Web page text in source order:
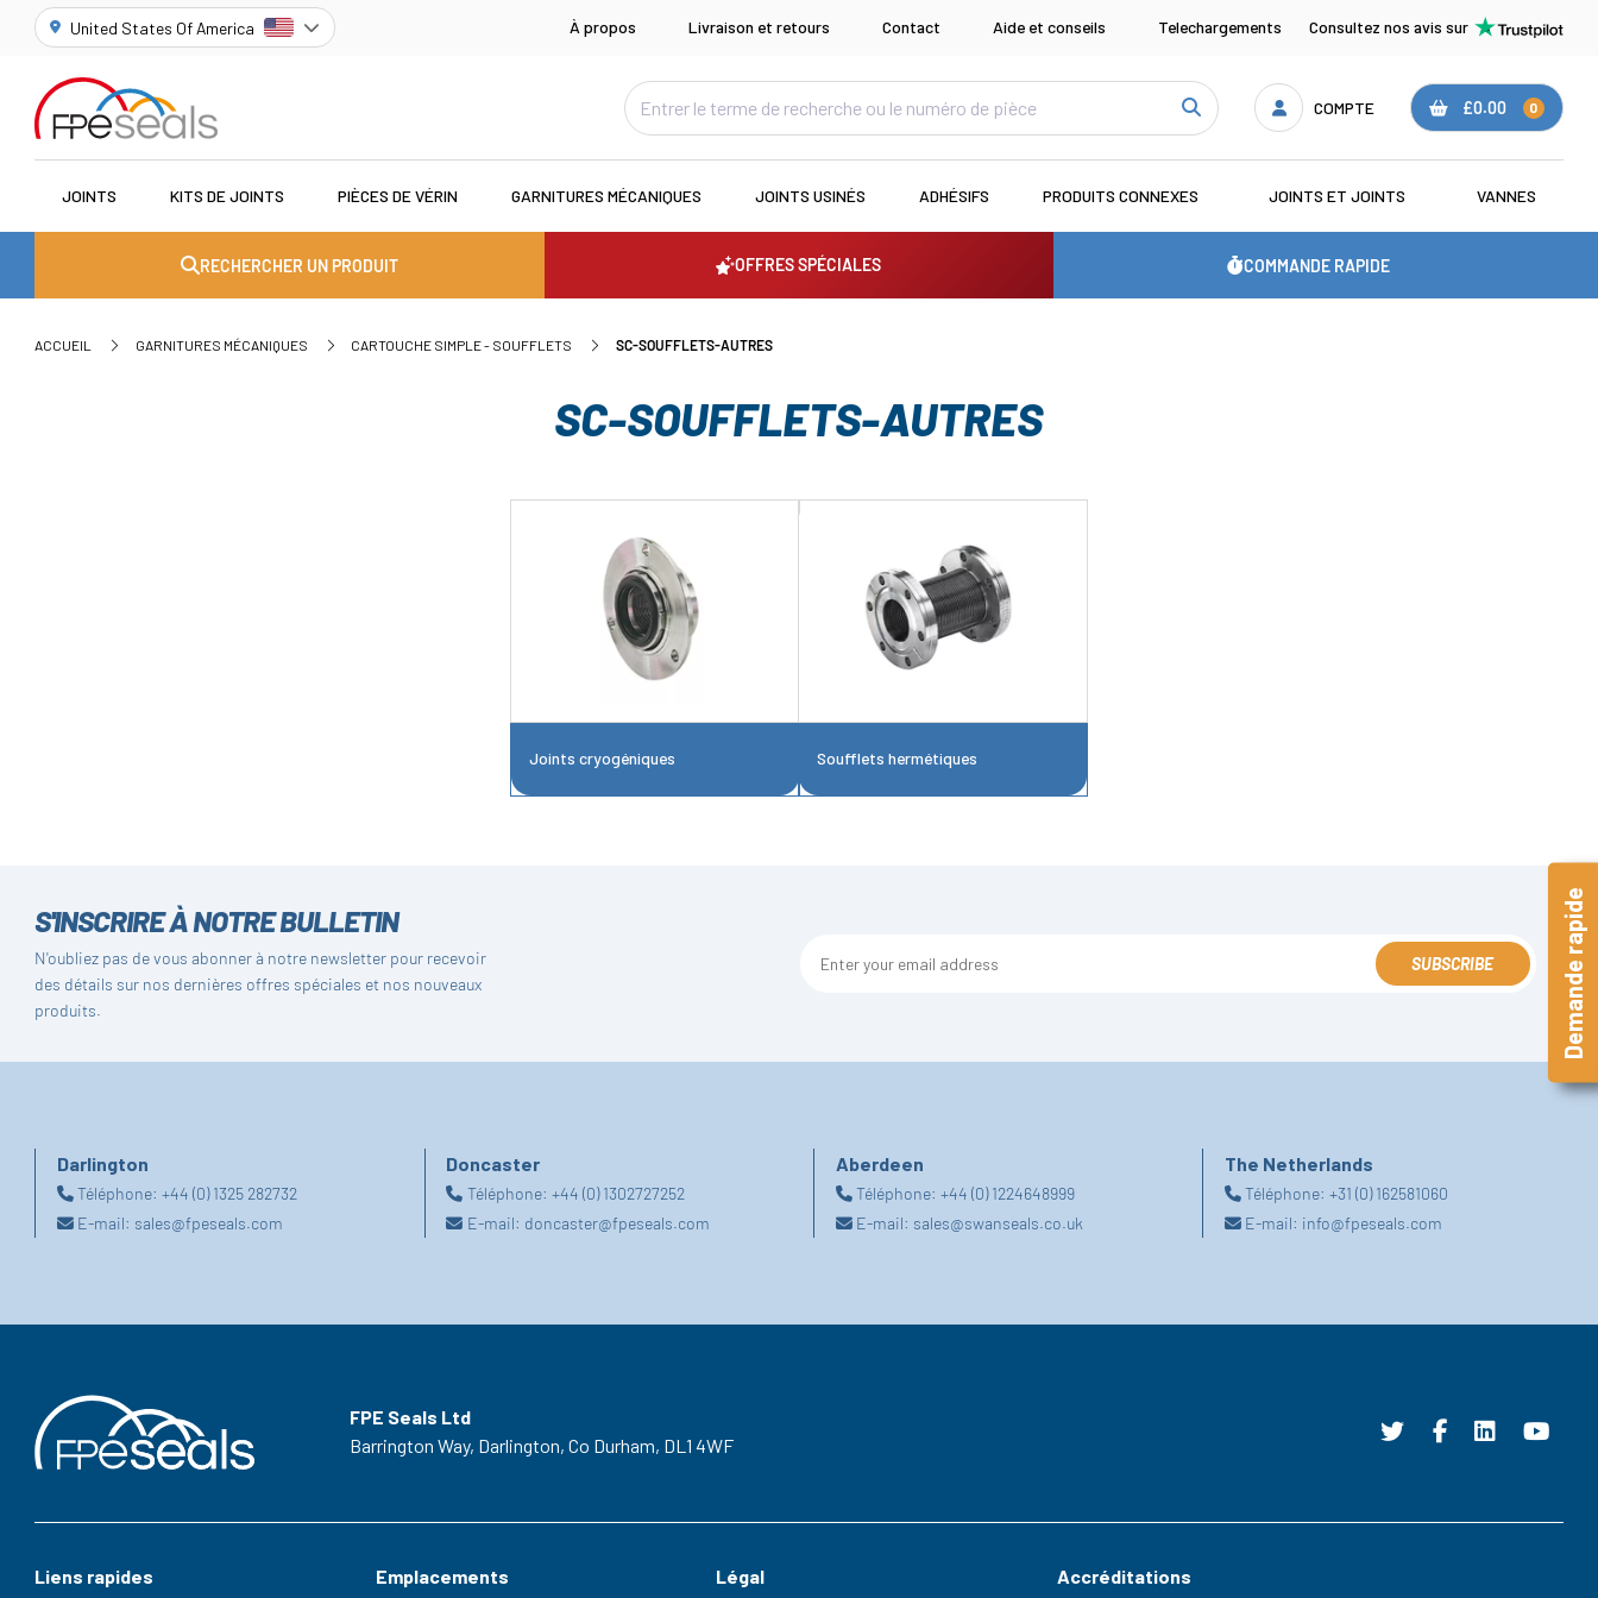
United States Of America À propos Livraison et retours Contact Aide et conseils Telechargements Consultez nos avis sur
COMPTE £0.00 0
JOINTS KITS DE JOINTS PIÈCES DE VÉRIN GARNITURES MÉCANIQUES JOINTS USINÉS ADHÉSIFS PRODUITS CONNEXES JOINTS ET JOINTS VANNES
RECHERCHER UN PRODUIT OFFRES SPÉCIALES COMMANDE RAPIDE
ACCUEIL GARNITURES MÉCANIQUES CARTOUCHE SIMPLE - SOUFFLETS SC-SOUFFLETS-AUTRES
SC-SOUFFLETS-AUTRES
Joints cryogéniques Soufflets hermétiques
S'INSCRIRE À NOTRE BULLETIN
N'oubliez pas de vous abonner à notre newsletter pour recevoir
des détails sur nos dernières offres spéciales et nos nouveaux
produits.
SUBSCRIBE
Darlington
Téléphone:+44 (0) 1325 282732
E-mail: sales@fpeseals.com
Doncaster
Téléphone: +44 (0) 1302727252
E-mail: doncaster@fpeseals.com
Aberdeen
Téléphone: +44 (0) 1224648999
E-mail: sales@swanseals.co.uk
The Netherlands
Téléphone:+31 (0) 162581060
E-mail: info@fpeseals.com
FPE Seals Ltd
Barrington Way, Darlington, Co Durham, DL1 4WF
Liens rapides Emplacements Légal Accréditations
Demande rapide